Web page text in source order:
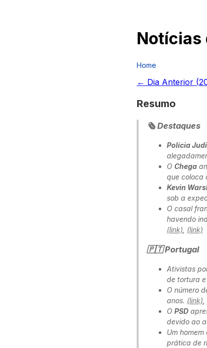
Notícias
Home
← Dia Anterior (
Resumo
🗞️ Destaques
Polícia
O Chega
que coloca
Kevin
sob a
O casal
havendo
(link) (link)
🇵🇹 Portugal
Ativistas
de tortura
O número
anos. (link)
O PSD
devido ao
Um homem
prática de